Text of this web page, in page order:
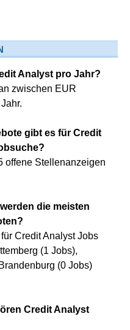
Analyst pro Jahr?
zwischen EUR
gibt es für Credit
offene Stellenanzeigen
die meisten
Credit Analyst Jobs
(1 Jobs),
(0 Jobs)
Credit Analyst